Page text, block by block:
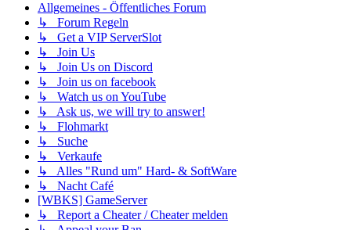
Allgemeines - Öffentliches Forum
↳ Forum Regeln
↳ Get a VIP ServerSlot
↳ Join Us
↳ Join Us on Discord
↳ Join us on facebook
↳ Watch us on YouTube
↳ Ask us, we will try to answer!
↳ Flohmarkt
↳ Suche
↳ Verkaufe
↳ Alles "Rund um" Hard- & SoftWare
↳ Nacht Café
[WBKS] GameServer
↳ Report a Cheater / Cheater melden